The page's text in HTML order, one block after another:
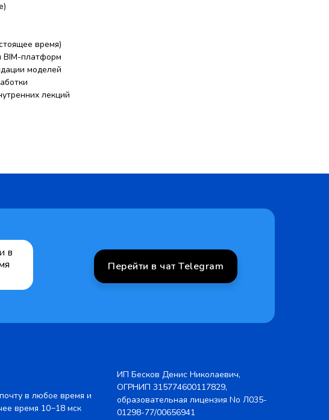
время)
BIM-платформ
моделей
лекций
в
Перейти в чат Telegram
в любое время и
время 10−18 мск
ИП Бесков Денис Николаевич,
ОГРНИП 315774600117829,
образовательная лицензия No Л035-
01298-77/00656941